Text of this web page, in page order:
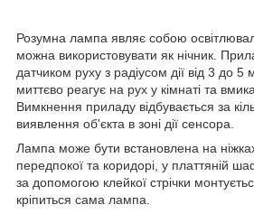
Розумна лампа являє собою
можна використовувати як нічник.
датчиком руху з радіусом дії від 3 до 5
миттєво реагує на рух у кімнаті та
Вимкнення приладу відбувається за
виявлення об'єкта в зоні дії сенсора.
Лампа може бути встановлена на
передпокої та коридорі, у платтяній
за допомогою клейкої стрічки
кріпиться сама лампа.